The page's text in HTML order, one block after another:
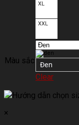
XL
XXL
Màu sắc Đen
Clear
Hướng dẫn chọn
×